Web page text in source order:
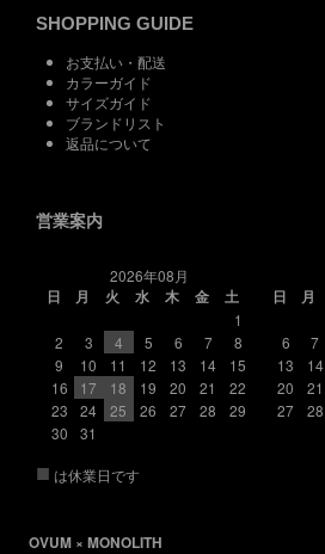
SHOPPING GUIDE
お支払い・配送
カラーガイド
サイズガイド
ブランドリスト
返品について
営業案内
2026年08月
日
月 火 水 木 金
土
1
2
3 4 5 6 7
8
9
10 11 12 13 14
15
16
17 18 19 20 21
22
23
24 25 26 27 28
29
30
31
日
月
6
7
13
14
20
21
27
28
■ は休業日です
OVUM × MONOLITH